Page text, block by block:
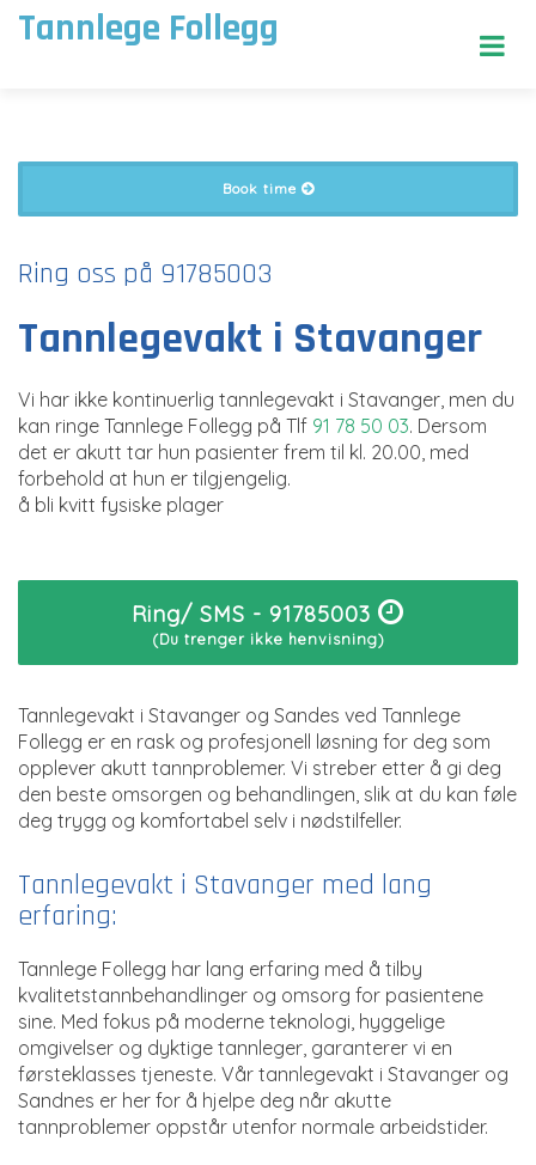
Tannlege Follegg
Book time
Ring oss på 91785003
Tannlegevakt i Stavanger
Vi har ikke kontinuerlig tannlegevakt i Stavanger, men du
kan ringe Tannlege Follegg på Tlf 91 78 50 03. Dersom
det er akutt tar hun pasienter frem til kl. 20.00, med
forbehold at hun er tilgjengelig.
å bli kvitt fysiske plager
Ring/ SMS - 91785003
(Du trenger ikke henvisning)
Tannlegevakt i Stavanger og Sandes ved Tannlege
Follegg er en rask og profesjonell løsning for deg som
opplever akutt tannproblemer. Vi streber etter å gi deg
den beste omsorgen og behandlingen, slik at du kan føle
deg trygg og komfortabel selv i nødstilfeller.
Tannlegevakt i Stavanger med lang
erfaring:
Tannlege Follegg har lang erfaring med å tilby
kvalitetstannbehandlinger og omsorg for pasientene
sine. Med fokus på moderne teknologi, hyggelige
omgivelser og dyktige tannleger, garanterer vi en
førsteklasses tjeneste. Vår tannlegevakt i Stavanger og
Sandnes er her for å hjelpe deg når akutte
tannproblemer oppstår utenfor normale arbeidstider.